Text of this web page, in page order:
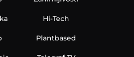
Hi-Tech
Plantbased